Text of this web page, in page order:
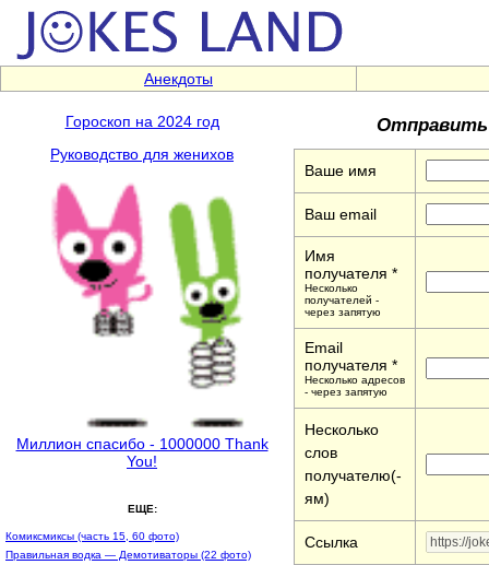
Анекдоты
Гороскоп на 2024 год
Руководство для женихов
Миллион спасибо - 1000000 Thank
You!
ЕЩЕ:
Комиксмиксы (часть 15, 60 фото)
Правильная водка — Демотиваторы (22 фото)
Ваше имя
Ваш email
Имя
получателя *
Несколько
получателей -
через запятую
Email
получателя *
Несколько адресов
- через запятую
Несколько
слов
получателю(-
ям)
Ссылка